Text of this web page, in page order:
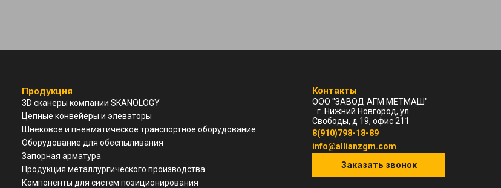
Контакты
ООО "ЗАВОД АГМ МЕТМАШ"
г. Нижний Новгород, ул
Свободы, д 19, офис 211
8(910)798-18-89
info@allianzgm.com
Заказать звонок
Продукция
3D cканеры компании SKANOLOGY
Цепные конвейеры и элеваторы
Шнековое и пневматическое транспортное оборудование
Оборудование для обеспыливания
Запорная арматура
Продукция металлургического производства
Компоненты для систем позиционирования